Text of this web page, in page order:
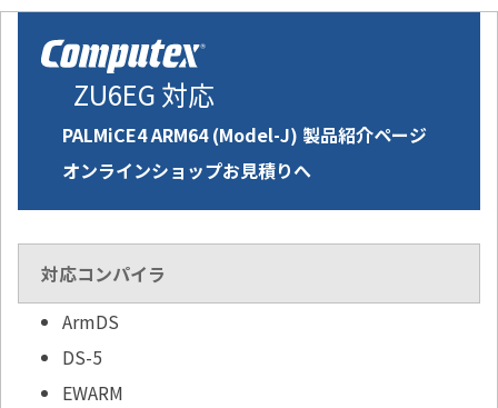
ZU6EG 対応
PALMiCE4 ARM64 (Model-J) 製品紹介ページ
オンラインショップお見積りへ
対応コンパイラ
ArmDS
DS-5
EWARM